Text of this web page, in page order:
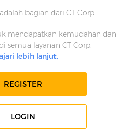
bagian dari CT Corp.
mendapatkan kemudahan dan
semua layanan CT Corp.
lebih lanjut.
REGISTER
LOGIN